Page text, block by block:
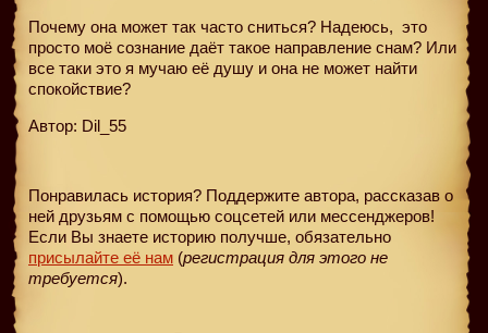
Почему она может так часто сниться? Надеюсь, это
просто моё сознание даёт такое направление снам? Или
все таки это я мучаю её душу и она не может найти
спокойствие?
Автор: Dil_55
Понравилась история? Поддержите автора, рассказав о
ней друзьям с помощью соцсетей или мессенджеров!
Если Вы знаете историю получше, обязательно
присылайте её нам (регистрация для этого не
требуется).